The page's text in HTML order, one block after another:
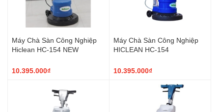
Máy Chà Sàn Công Nghiệp
Hiclean HC-154 NEW
10.395.000₫
Máy Chà Sàn Công Nghiệp
HICLEAN HC-154
10.395.000₫